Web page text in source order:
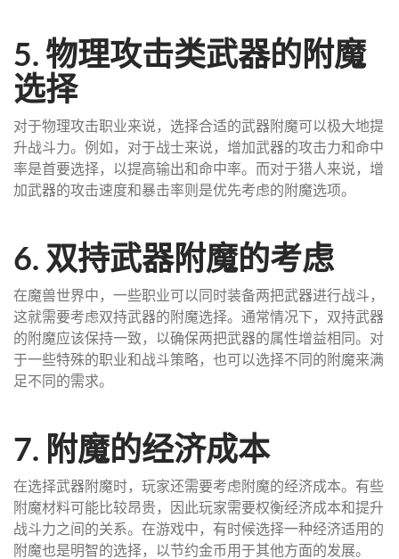
5. 物理攻击类武器的附魔
选择
对于物理攻击职业来说，选择合适的武器附魔可以极大地提
升战斗力。例如，对于战士来说，增加武器的攻击力和命中
率是首要选择，以提高输出和命中率。而对于猎人来说，增
加武器的攻击速度和暴击率则是优先考虑的附魔选项。
6. 双持武器附魔的考虑
在魔兽世界中，一些职业可以同时装备两把武器进行战斗，
这就需要考虑双持武器的附魔选择。通常情况下，双持武器
的附魔应该保持一致，以确保两把武器的属性增益相同。对
于一些特殊的职业和战斗策略，也可以选择不同的附魔来满
足不同的需求。
7. 附魔的经济成本
在选择武器附魔时，玩家还需要考虑附魔的经济成本。有些
附魔材料可能比较昂贵，因此玩家需要权衡经济成本和提升
战斗力之间的关系。在游戏中，有时候选择一种经济适用的
附魔也是明智的选择，以节约金币用于其他方面的发展。